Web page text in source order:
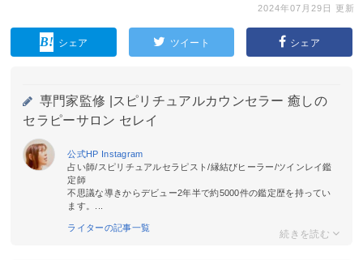
2024年07月29日 更新
シェア ツイート シェア
専門家監修 |
スピリチュアルカウンセラー 癒しの
セラピーサロン セレイ
公式HP Instagram
占い師/スピリチュアルセラピスト/縁結びヒーラー/ツインレイ鑑
定師
不思議な導きからデビュー2年半で約5000件の鑑定歴を持ってい
ます。...
ライターの記事一覧